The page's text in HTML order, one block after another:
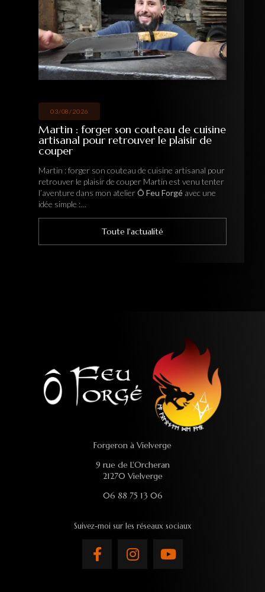
03/08/2026
Martin : forger son couteau de cuisine
artisanal pour retrouver le plaisir de
couper
Martin : forger son couteau de cuisine artisanal pour
retrouver le plaisir de couper Martin est venu tenter
l’aventure dans mon atelierÔ Feu Forgé avec une
idée simple :…
Toute l'actualité
Forgeron à Vielverge
9 rue de L'Orcheran
21270 Vielverge
06 88 75 13 06
Suivez-moi sur les réseaux sociaux